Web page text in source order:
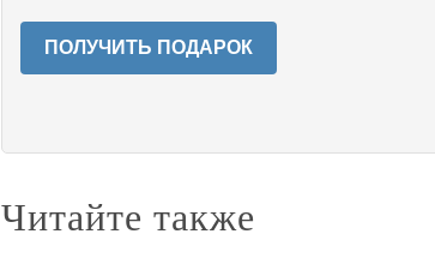
ПОЛУЧИТЬ ПОДАРОК
Читайте также